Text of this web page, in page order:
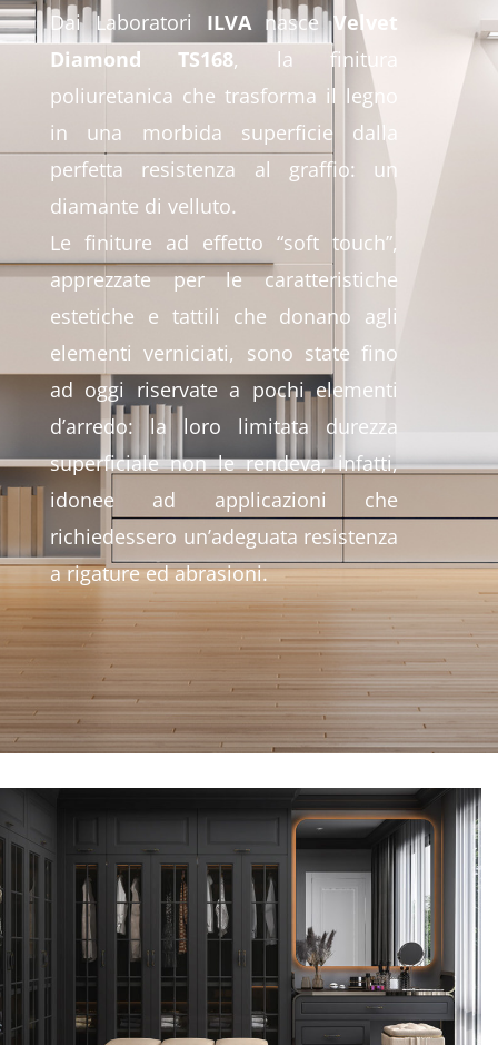
Dai Laboratori ILVAnasceVelvet
Diamond TS168, la finitura
poliuretanica che trasforma il legno
in una morbida superficie dalla
perfetta resistenza al graffio: un
diamante di velluto.
Le finiture ad effetto “soft touch”,
apprezzate per le caratteristiche
estetiche e tattili che donano agli
elementi verniciati, sono state fino
ad oggi riservate a pochi elementi
d’arredo: la loro limitata durezza
superficiale non le rendeva, infatti,
idonee ad applicazioni che
richiedessero un’adeguata resistenza
a rigature ed abrasioni.